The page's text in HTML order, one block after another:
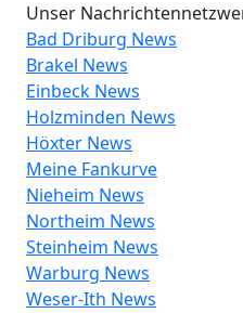
Unser
Bad Driburg News
Brakel News
Einbeck News
Holzminden News
Höxter News
Meine Fankurve
Nieheim News
Northeim News
Steinheim News
Warburg News
Weser-Ith News